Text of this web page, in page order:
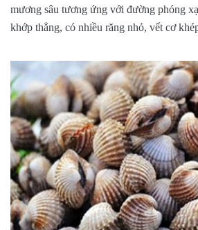
mương sâu tương ứng với đường phóng
khớp thẳng, có nhiều răng nhỏ, vết cơ